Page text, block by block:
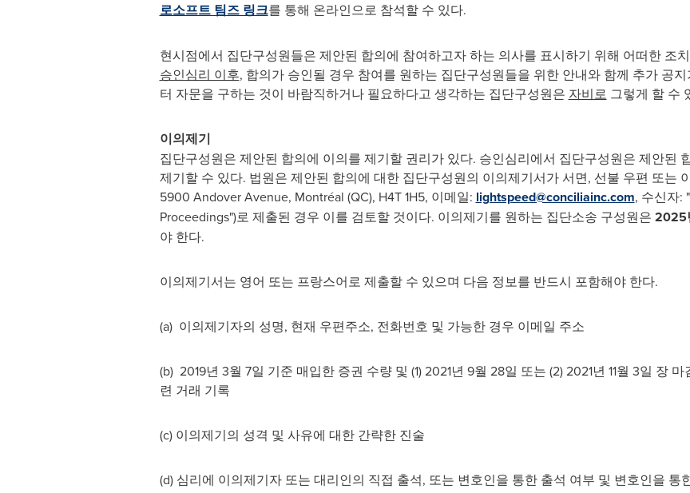
로소프트 팀즈 링크를 통해 온라인으로 참석할 수 있다.
현시점에서 집단구성원들은 제안된 합의에 참여하고자 하는 의사를 표시하기 위해 어떠한 조
승인심리 이후, 합의가 승인될 경우 참여를 원하는 집단구성원들을 위한 안내와 함께 추가 공
터 자문을 구하는 것이 바람직하거나 필요하다고 생각하는 집단구성원은 자비로 그렇게 할 수
이의제기
집단구성원은 제안된 합의에 이의를 제기할 권리가 있다. 승인심리에서 집단구성원은 제안된
제기할 수 있다. 법원은 제안된 합의에 대한 집단구성원의 이의제기서가 서면, 선불 우편 또는
5900 Andover Avenue, Montréal (QC), H4T 1H5, 이메일: lightspeed@conciliainc.com, 수신자:
Proceedings")로 제출된 경우 이를 검토할 것이다. 이의제기를 원하는 집단소송 구성원은 2025
야 한다.
이의제기서는 영어 또는 프랑스어로 제출할 수 있으며 다음 정보를 반드시 포함해야 한다.
(a) 이의제기자의 성명, 현재 우편주소, 전화번호 및 가능한 경우 이메일 주소
(b) 2019년 3월 7일 기준 매입한 증권 수량 및 (1) 2021년 9월 28일 또는 (2) 2021년 11월 3일 장
련 거래 기록
(c) 이의제기의 성격 및 사유에 대한 간략한 진술
(d) 심리에 이의제기자 또는 대리인의 직접 출석, 또는 변호인을 통한 출석 여부 및 변호인을 통